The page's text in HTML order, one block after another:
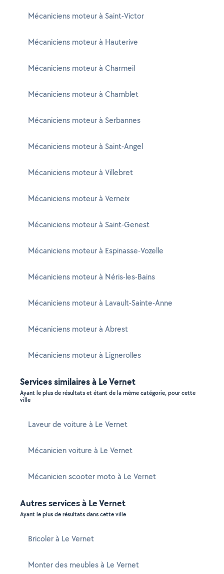
Mécaniciens moteur à Saint-Victor
Mécaniciens moteur à Hauterive
Mécaniciens moteur à Charmeil
Mécaniciens moteur à Chamblet
Mécaniciens moteur à Serbannes
Mécaniciens moteur à Saint-Angel
Mécaniciens moteur à Villebret
Mécaniciens moteur à Verneix
Mécaniciens moteur à Saint-Genest
Mécaniciens moteur à Espinasse-Vozelle
Mécaniciens moteur à Néris-les-Bains
Mécaniciens moteur à Lavault-Sainte-Anne
Mécaniciens moteur à Abrest
Mécaniciens moteur à Lignerolles
Services similaires à Le Vernet
Ayant le plus de résultats et étant de la même catégorie, pour cette
ville
Laveur de voiture à Le Vernet
Mécanicien voiture à Le Vernet
Mécanicien scooter moto à Le Vernet
Autres services à Le Vernet
Ayant le plus de résultats dans cette ville
Bricoler à Le Vernet
Monter des meubles à Le Vernet